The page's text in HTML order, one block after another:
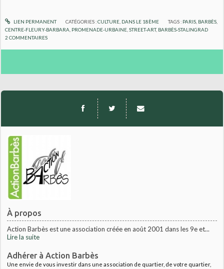
À propos
Action Barbès est une association créée en août 2001 dans les 9e et...
Lire la suite
Adhérer à Action Barbès
Une envie de vous investir dans une association de quartier, de votre quartier,
LIEN PERMANENT CATÉGORIES :CULTURE, DANS LE 18ÈME TAGS : PARIS BARBÈS
CENTRE-FLEURY-BARBARA PROMENADE-URBAINE ,STREET-ART, BARBÈS-STALINGRAD
2 COMMENTAIRES